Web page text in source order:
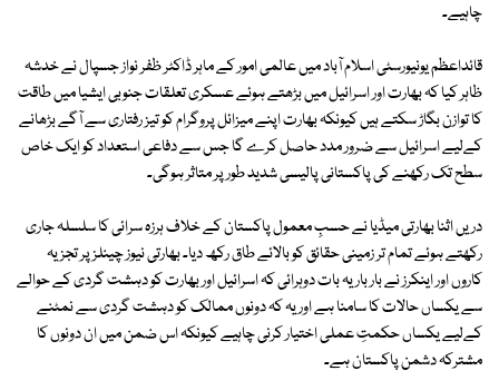
چاہیے۔
قائداعظم یونیورسٹی اسلام آباد میں عالمی امور کے ماہر ڈاکٹر ظفر نواز جسپال نے خدشہ
ظاہر کیا کہ بھارت اور اسرائیل میں بڑھتے ہوئے عسکری تعلقات جنوبی ایشیا میں طاقت
کا توازن بگاڑ سکتے ہیں کیونکہ بھارت اپنے میزائل پروگرام کو تیز رفتاری سے آگے بڑھانے
کےلیے اسرائیل سے ضرور مدد حاصل کرے گا جس سے دفاعی استعداد کو ایک خاص
سطح تک رکھنے کی پاکستانی پالیسی شدید طور پر متاثر ہوگی۔
دریں اثنا بھارتی میڈیا نے حسبِ معمول پاکستان کے خلاف ہرزہ سرائی کا سلسلہ جاری
رکھتے ہوئے تمام تر زمینی حقائق کو بالائے طاق رکھ دیا۔ بھارتی نیوز چینلز پر تجزیہ
کاروں اور اینکرز نے بار بار یہ بات دوہرائی کہ اسرائیل اور بھارت کو دہشت گردی کے حوالے
سے یکساں حالات کا سامنا ہے اور یہ کہ دونوں ممالک کو دہشت گردی سے نمٹنے
کےلیے یکساں حکمتِ عملی اختیار کرنی چاہیے کیونکہ اس ضمن میں ان دونوں کا
مشترکہ دشمن پاکستان ہے۔